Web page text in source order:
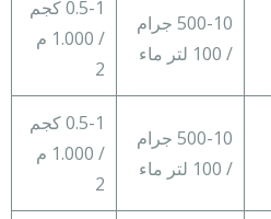
500-10 جرام
/ 100 لتر ماء
0.5-1 كجم
/ 1.000 م
2
500-10 جرام
/ 100 لتر ماء
0.5-1 كجم
/ 1.000 م
2